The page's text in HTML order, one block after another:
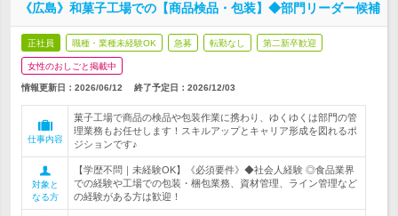
《広島》和菓子工場での【商品検品・包装】◆部門リーダー候補
正社員 職種・業種未経験OK 急募 転勤なし 第二新卒歓迎
女性のおしごと掲載中
情報更新日：2026/06/12 終了予定日： 2026/12/03
仕事内容
菓子工場で商品の検品や包装作業に携わり、ゆくゆくは部門の管
理業務もお任せします！スキルアップとキャリア形成を図れるポ
ジションです♪
対象と
なる方
【学歴不問｜未経験OK】《必須要件》◆社会人経験 ◎食品業界
での経験や工場での包装・梱包業務、資材管理、ライン管理など
の経験がある方は歓迎！